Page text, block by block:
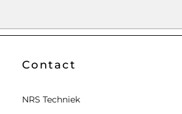
Contact
NRS Techniek